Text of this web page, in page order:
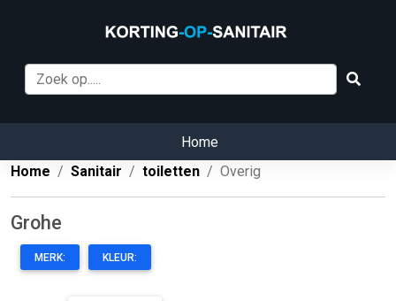
Home
Home
Sanitair toiletten Overig
Grohe
MERK: KLEUR: